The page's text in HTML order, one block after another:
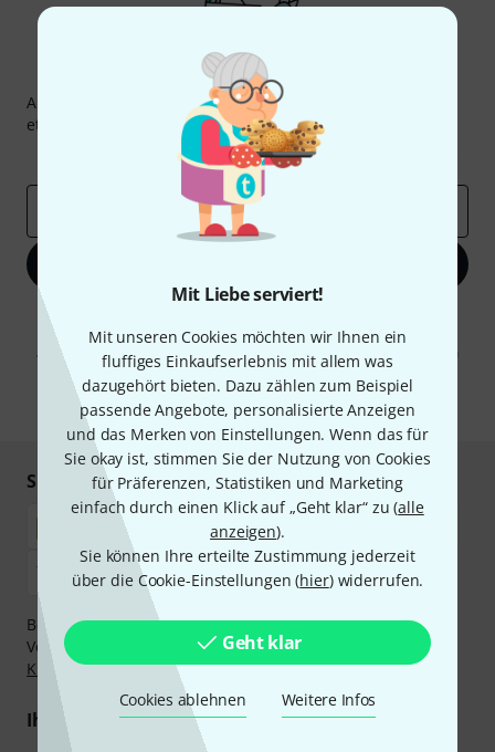
Mit Liebe serviert!
Mit unseren Cookies möchten wir Ihnen ein
fluffiges Einkaufserlebnis mit allem was
dazugehört bieten. Dazu zählen zum Beispiel
passende Angebote, personalisierte Anzeigen
und das Merken von Einstellungen. Wenn das für
Sie okay ist, stimmen Sie der Nutzung von Cookies
für Präferenzen, Statistiken und Marketing
einfach durch einen Klick auf „Geht klar“ zu (alle
anzeigen).
Sie können Ihre erteilte Zustimmung jederzeit
über die Cookie-Einstellungen (hier) widerrufen.
Geht klar
Cookies ablehnen Weitere Infos
Thomann Newsletter
Abonniere den Thomann Newsletter und gewinne mit
etwas Glück einen von 50 Gutscheinenüber jeweils
Inspirierende Beiträge
Deals
Mit Klick auf „Jetzt anmelden“ stimmen Sie dem Erhalt von E-Mail-
Werbung und einer Messung des E-Mail-Nutzungsverhaltens zu. Die
Abmeldung ist jederzeit möglich. Weitere Informationen finden Sie in
unserenDatenschutzhinweisen.
* Pflichtfeld
Sicher einkaufen & bezahlen
Bezahlen Sie vertraulich und sicher per Nachnahme,
Vorkasse, PayPal, Amazon Pay,Klarna Sofort bezahlen
,
Klarna Ratenzahlungoder Kreditkarte.
Ihre Vorteile